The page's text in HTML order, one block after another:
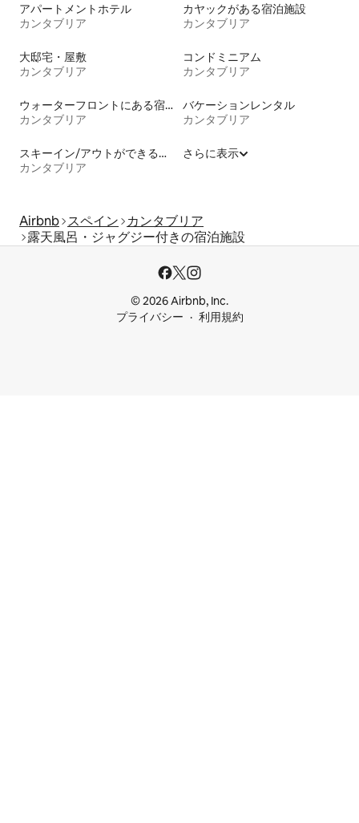
アパートメントホテル
カンタブリア
カヤックがある宿泊施設
カンタブリア
大邸宅・屋敷
カンタブリア
コンドミニアム
カンタブリア
ウォーターフロントにある宿泊施設
カンタブリア
バケーションレンタル
カンタブリア
スキーイン/アウトができる宿泊先
カンタブリア
さらに表示
Airbnb スペイン
カンタブリア
露天風呂・ジャグジー付きの宿泊施設
© 2026 Airbnb, Inc.
プライバシー
利用規約